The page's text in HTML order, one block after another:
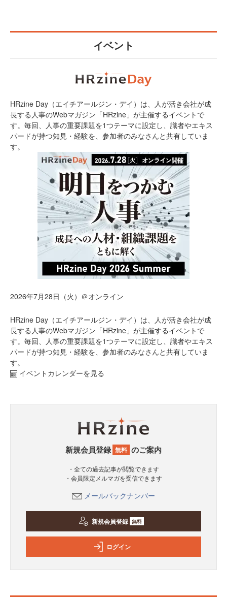
イベント
HRzine Day（エイチアールジン・デイ）は、人が活き会社が成
長する人事のWebマガジン「HRzine」が主催するイベントで
す。毎回、人事の重要課題を1つテーマに設定し、識者やエキス
パードが持つ知見・経験を、参加者のみなさんと共有していま
す。
2026年7月28日（火）＠オンライン
HRzine Day（エイチアールジン・デイ）は、人が活き会社が成
長する人事のWebマガジン「HRzine」が主催するイベントで
す。毎回、人事の重要課題を1つテーマに設定し、識者やエキス
パードが持つ知見・経験を、参加者のみなさんと共有していま
す。
イベントカレンダーを見る
新規会員登録 無料 のご案内
・全ての過去記事が閲覧できます
・会員限定メルマガを受信できます
メールバックナンバー
新規会員登録 無料
ログイン